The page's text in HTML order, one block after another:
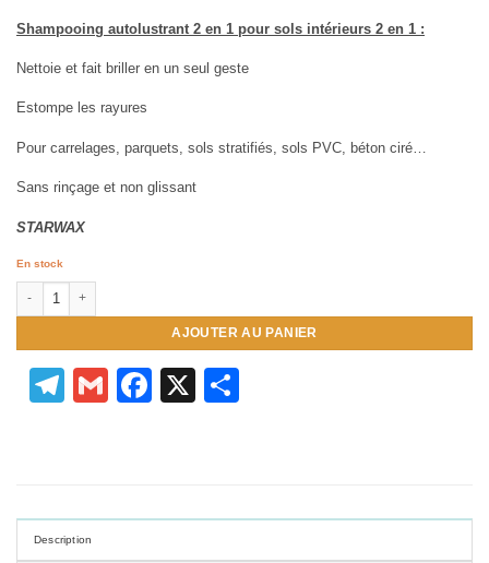
Shampooing autolustrant 2 en 1 pour sols intérieurs 2 en 1 :
Nettoie et fait briller en un seul geste
Estompe les rayures
Pour carrelages, parquets, sols stratifiés, sols PVC, béton ciré…
Sans rinçage et non glissant
STARWAX
En stock
quantité de Shampoing auto lustrant 2en1 Starwax
AJOUTER AU PANIER
Telegram
GmailFacebook
X
Description